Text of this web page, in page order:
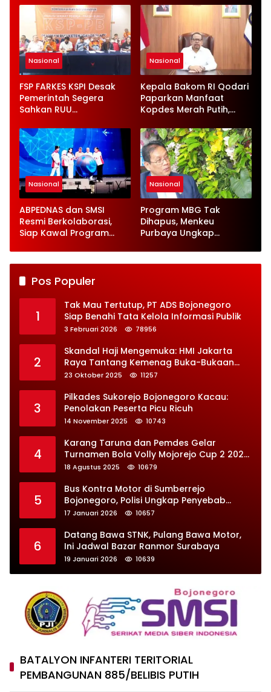
Nasional
FSP FARKES KSPI Desak
Pemerintah Segera
Sahkan RUU
Nasional
Kepala Bakom RI Qodari
Paparkan Manfaat
Kopdes Merah Putih,
Kerja
Nasional
ABPEDNAS dan SMSI
Resmi Berkolaborasi,
Siap Kawal Program
Nasional
Program MBG Tak
Dihapus, Menkeu
Purbaya Ungkap
besaran
Pos Populer
1
Tak Mau Tertutup, PT ADS Bojonegoro
Siap Benahi Tata Kelola Informasi Publik
3 Februari 2026 78956
2
Skandal Haji Mengemuka: HMI Jakarta
Raya Tantang Kemenag Buka-Bukaan
Soal Kontrak Syarekah Bermasalah
23 Oktober 2025 11257
3
Pilkades Sukorejo Bojonegoro Kacau:
Penolakan Peserta Picu Ricuh
14 November 2025 10743
4
Karang Taruna dan Pemdes Gelar
Turnamen Bola Volly Mojorejo Cup 2 2025,
Diikuti 28 Tim
18 Agustus 2025 10679
5
Bus Kontra Motor di Sumberrejo
Bojonegoro, Polisi Ungkap Penyebab
Kecelakaan
17 Januari 2026 10657
6
Datang Bawa STNK, Pulang Bawa Motor,
Ini Jadwal Bazar Ranmor Surabaya
19 Januari 2026 10639
BATALYON INFANTERI TERITORIAL
PEMBANGUNAN 885/BELIBIS PUTIH